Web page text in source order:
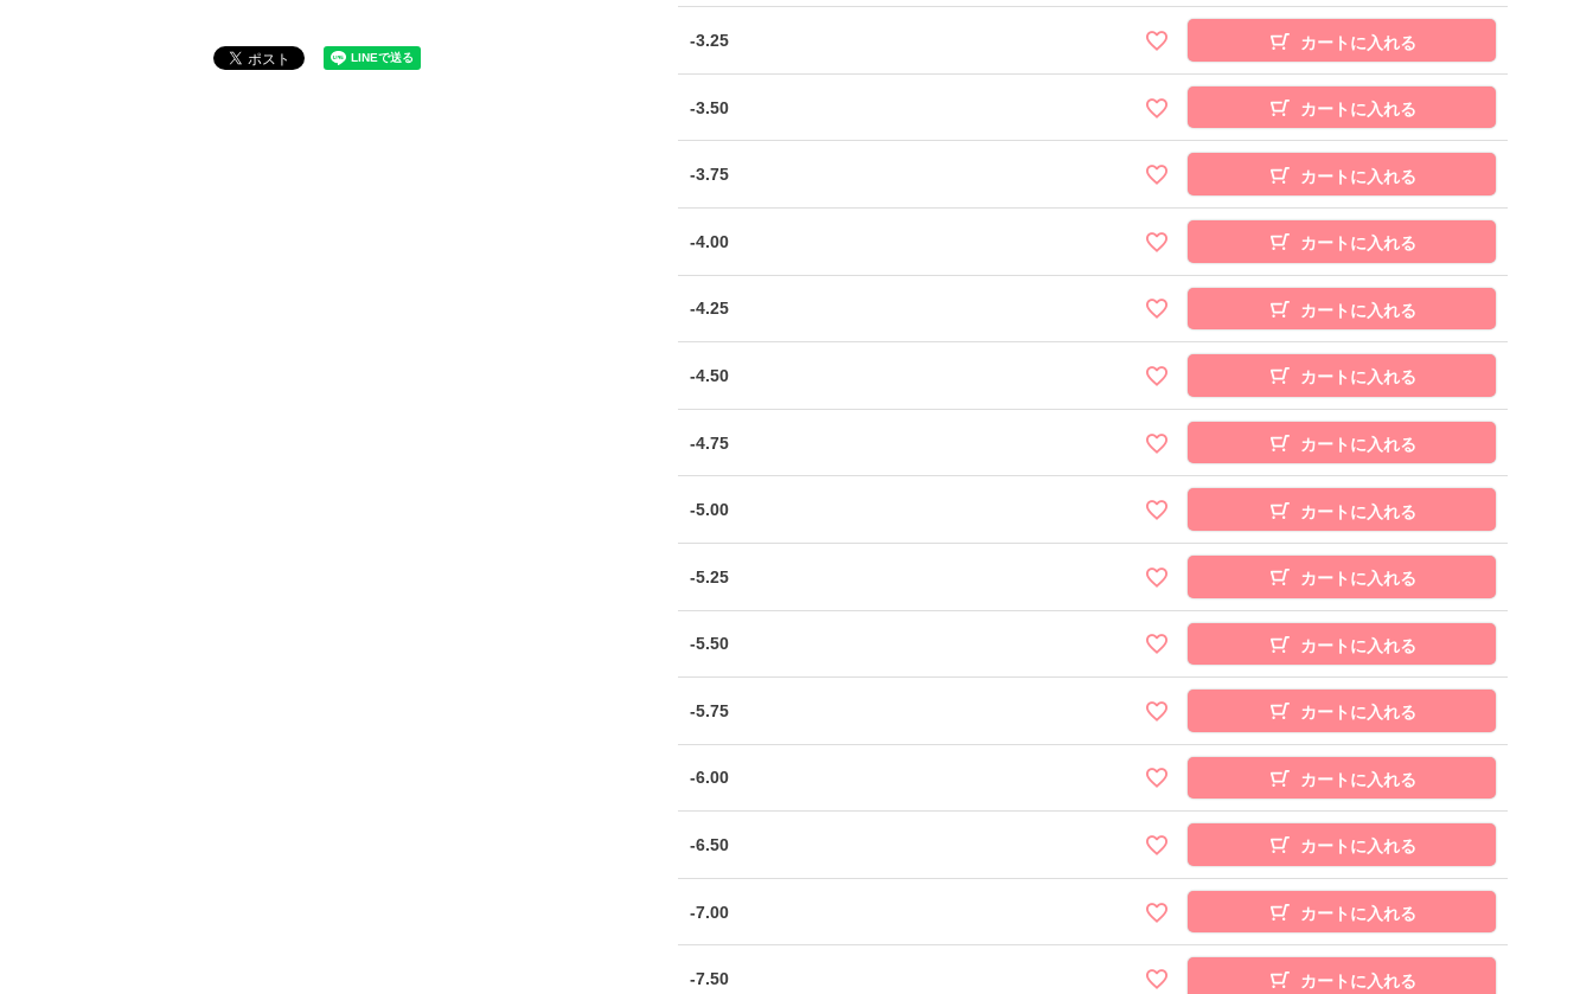
-3.25 カートに入れる
-3.50 カートに入れる
-3.75 カートに入れる
-4.00 カートに入れる
-4.25 カートに入れる
-4.50 カートに入れる
-4.75 カートに入れる
-5.00 カートに入れる
-5.25 カートに入れる
-5.50 カートに入れる
-5.75 カートに入れる
-6.00 カートに入れる
-6.50 カートに入れる
-7.00 カートに入れる
-7.50 カートに入れる